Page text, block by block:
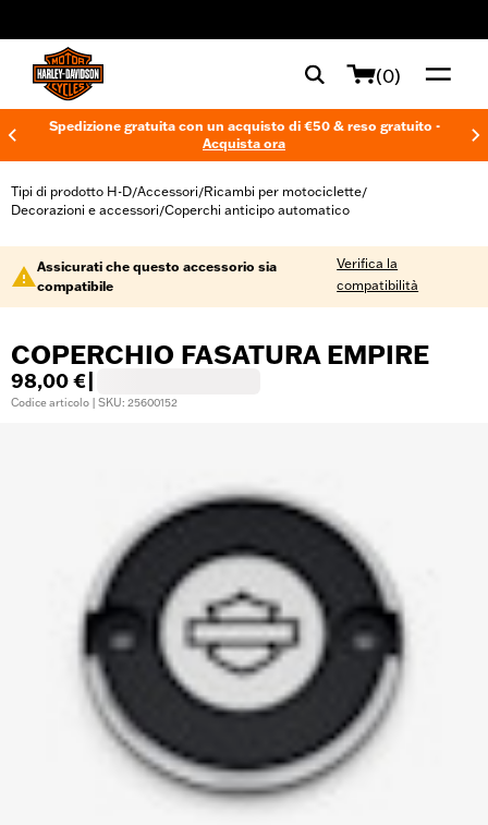
(0)
Spedizione gratuita con un acquisto di €50 & reso gratuito -
Acquista ora
Tipi di prodotto H-D/Accessori/Ricambi per motociclette/
Decorazioni e accessori/Coperchi anticipo automatico
Assicurati che questo accessorio sia
compatibile
Verifica la
compatibilità
COPERCHIO FASATURA EMPIRE
98,00 €
Codice articolo | SKU: 25600152